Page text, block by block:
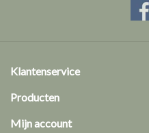
Klantenservice
Producten
Mijn account